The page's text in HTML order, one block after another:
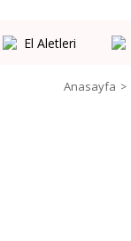
El Aletleri
Anasayfa